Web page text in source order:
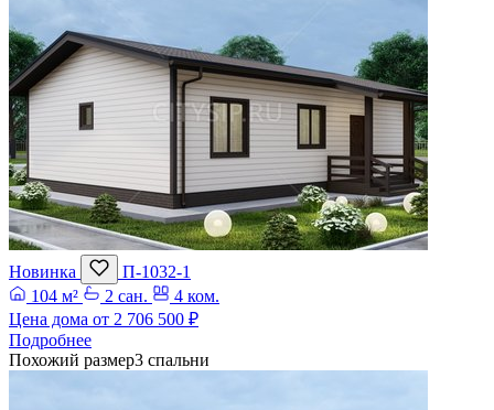
Новинка
П-1032-1
104 м²
2 сан.
4 ком.
Цена дома от 2 706 500 ₽
Подробнее
Похожий размер3 спальни